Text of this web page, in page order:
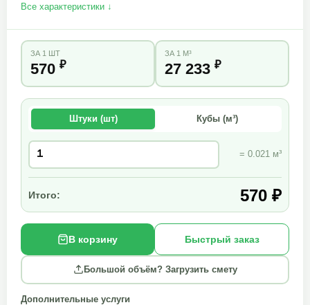
Все характеристики ↓
ЗА 1 ШТ
570 ₽
ЗА 1 М³
27 233 ₽
Штуки (шт) Кубы (м³)
= 0.021 м³
Итого: 570 ₽
В корзину Быстрый заказ
Большой объём? Загрузить смету
Дополнительные услуги